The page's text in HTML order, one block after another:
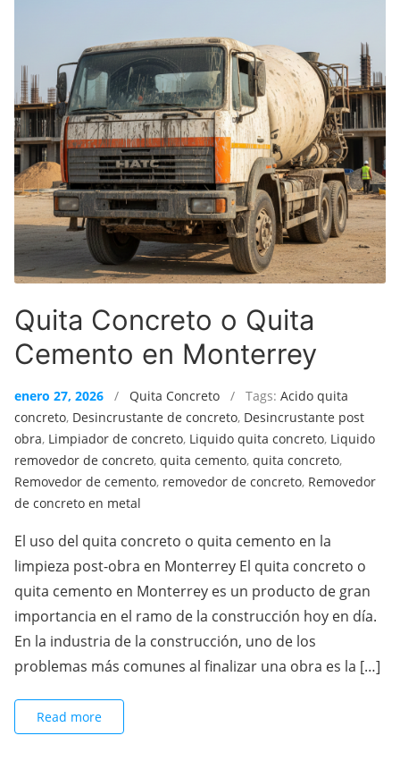
Quita Concreto o Quita
Cemento en Monterrey
enero 27, 2026 / Quita Concreto / Tags: Acido quita
concreto, Desincrustante de concreto, Desincrustante post
obra, Limpiador de concreto, Liquido quita concreto, Liquido
removedor de concreto, quita cemento, quita concreto,
Removedor de cemento, removedor de concreto, Removedor
de concreto en metal
El uso del quita concreto o quita cemento en la
limpieza post-obra en Monterrey El quita concreto o
quita cemento en Monterrey es un producto de gran
importancia en el ramo de la construcción hoy en día.
En la industria de la construcción, uno de los
problemas más comunes al finalizar una obra es la […]
Read more